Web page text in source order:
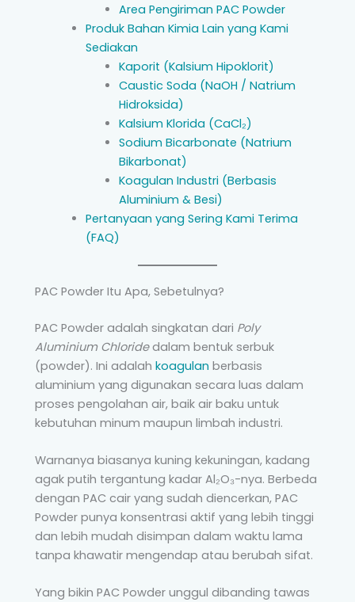
Area Pengiriman PAC Powder
Produk Bahan Kimia Lain yang Kami
Sediakan
Kaporit (Kalsium Hipoklorit)
Caustic Soda (NaOH / Natrium
Hidroksida)
Kalsium Klorida (CaCl₂)
Sodium Bicarbonate (Natrium
Bikarbonat)
Koagulan Industri (Berbasis
Aluminium & Besi)
Pertanyaan yang Sering Kami Terima
(FAQ)
PAC Powder Itu Apa, Sebetulnya?
PAC Powder adalah singkatan dari Poly
Aluminium Chloridedalam bentuk serbuk
(powder). Ini adalah koagulan berbasis
aluminium yang digunakan secara luas dalam
proses pengolahan air, baik air baku untuk
kebutuhan minum maupun limbah industri.
Warnanya biasanya kuning kekuningan, kadang
agak putih tergantung kadar Al₂O₃-nya. Berbeda
dengan PAC cair yang sudah diencerkan, PAC
Powder punya konsentrasi aktif yang lebih tinggi
dan lebih mudah disimpan dalam waktu lama
tanpa khawatir mengendap atau berubah sifat.
Yang bikin PAC Powder unggul dibanding tawas